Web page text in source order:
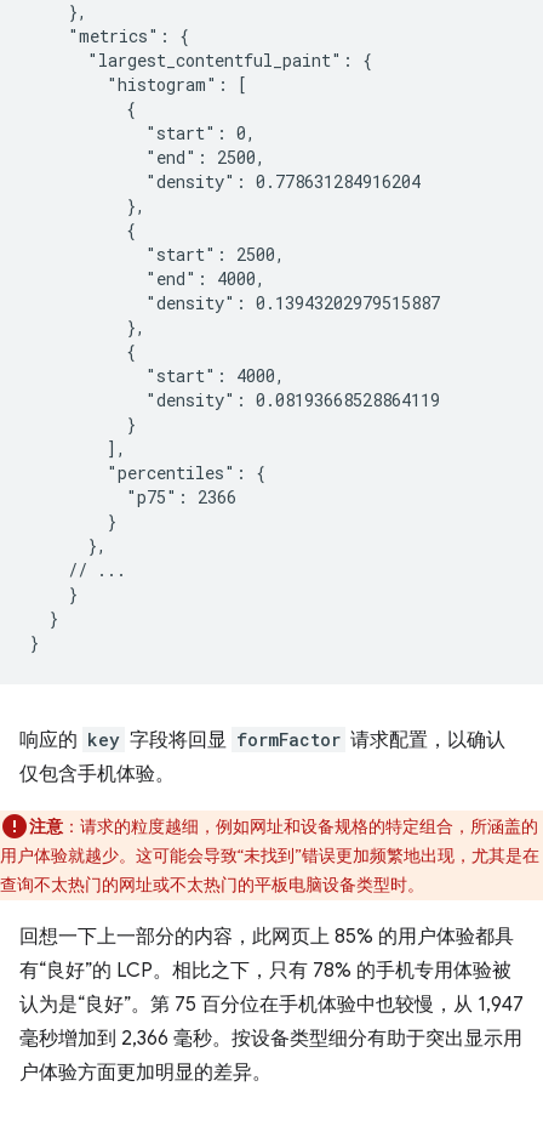
    },
    "metrics": {
      "largest_contentful_paint": {
        "histogram": [
          {
            "start": 0,
            "end": 2500,
            "density": 0.778631284916204
          },
          {
            "start": 2500,
            "end": 4000,
            "density": 0.13943202979515887
          },
          {
            "start": 4000,
            "density": 0.08193668528864119
          }
        ],
        "percentiles": {
          "p75": 2366
        }
      },
    // ...
    }
  }
响应的 key 字段将回显 formFactor 请求配置，以确认
仅包含手机体验。
注意 ：请求的粒度越细，例如网址和设备规格的特定组合，所涵盖的
用户体验就越少。这可能会导致“未找到”错误更加频繁地出现，尤其是在
查询不太热门的网址或不太热门的平板电脑设备类型时。
回想一下上一部分的内容，此网页上 85% 的用户体验都具
有“良好”的 LCP。相比之下，只有 78% 的手机专用体验被
认为是“良好”。第 75 百分位在手机体验中也较慢，从 1,947
毫秒增加到 2,366 毫秒。按设备类型细分有助于突出显示用
户体验方面更加明显的差异。